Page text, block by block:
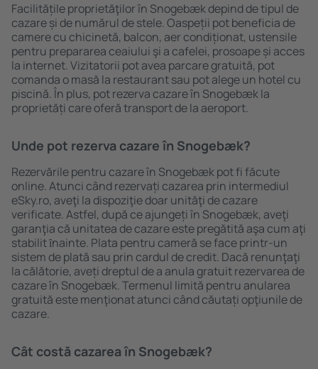
Facilitățile proprietăţilor în Snogebæk depind de tipul de
cazare și de numărul de stele. Oaspeții pot beneficia de
camere cu chicinetă, balcon, aer condiționat, ustensile
pentru prepararea ceaiului şi a cafelei, prosoape și acces
la internet. Vizitatorii pot avea parcare gratuită, pot
comanda o masă la restaurant sau pot alege un hotel cu
piscină. În plus, pot rezerva cazare în Snogebæk la
proprietăți care oferă transport de la aeroport.
Unde pot rezerva cazare în Snogebæk?
Rezervările pentru cazare în Snogebæk pot fi făcute
online. Atunci când rezervați cazarea prin intermediul
eSky.ro, aveţi la dispoziţie doar unităţi de cazare
verificate. Astfel, după ce ajungeți în Snogebæk, aveţi
garanţia că unitatea de cazare este pregătită aşa cum aţi
stabilit ȋnainte. Plata pentru cameră se face printr-un
sistem de plată sau prin cardul de credit. Dacă renunţaţi
la călătorie, aveți dreptul de a anula gratuit rezervarea de
cazare în Snogebæk. Termenul limită pentru anularea
gratuită este menţionat atunci când căutați opţiunile de
cazare.
Cât costă cazarea în Snogebæk?